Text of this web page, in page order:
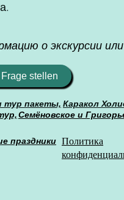
о экскурсии
stellen
тур пакеты, Каракол
Семёновское и
праздники Политика